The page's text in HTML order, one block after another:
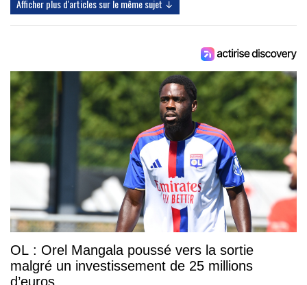
Afficher plus d'articles sur le même sujet ↓
OL : Orel Mangala poussé vers la sortie
malgré un investissement de 25 millions
d’euros